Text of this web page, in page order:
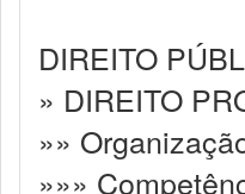
DIREITO
» DIREITO
»»
»»»